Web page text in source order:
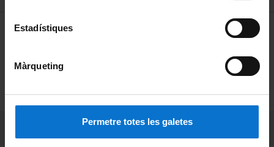
Estadístiques
Màrqueting
Permetre totes les galetes
MENÚ PEU 1
Privacidad y términos
Sobre UBtv